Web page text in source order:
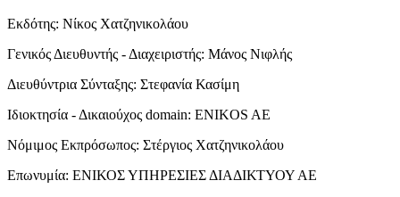
Εκδότης: Νίκος Χατζηνικολάου
Γενικός Διευθυντής - Διαχειριστής: Μάνος Νιφλής
Διευθύντρια Σύνταξης: Στεφανία Κασίμη
Ιδιοκτησία - Δικαιούχος domain: ENIKOS AE
Νόμιμος Εκπρόσωπος: Στέργιος Χατζηνικολάου
Επωνυμία: ΕΝΙΚΟΣ ΥΠΗΡΕΣΙΕΣ ΔΙΑΔΙΚΤΥΟΥ ΑΕ